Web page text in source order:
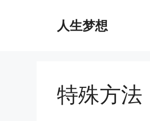
人生梦想
特殊方法